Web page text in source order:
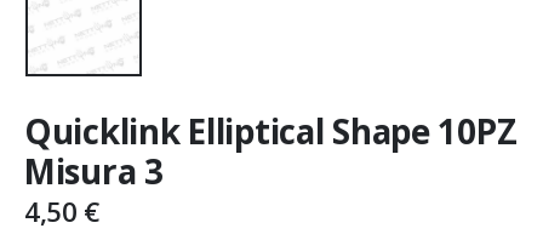
Quicklink Elliptical Shape 10PZ
Misura 3
4,50 €